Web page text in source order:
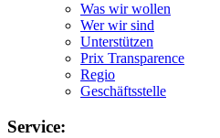
Was wir wollen
Wer wir sind
Unterstützen
Prix Transparence
Regio
Geschäftsstelle
Service: